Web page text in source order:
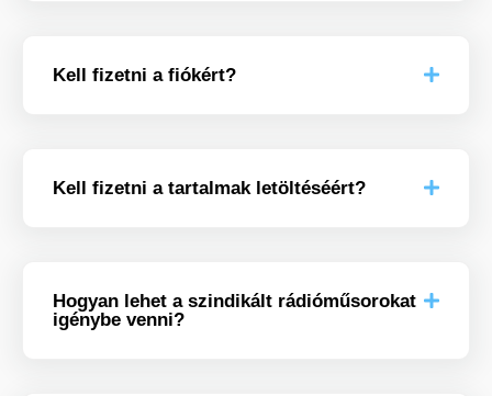
Kell fizetni a fiókért?
Kell fizetni a tartalmak letöltéséért?
Hogyan lehet a szindikált rádióműsorokat
igénybe venni?